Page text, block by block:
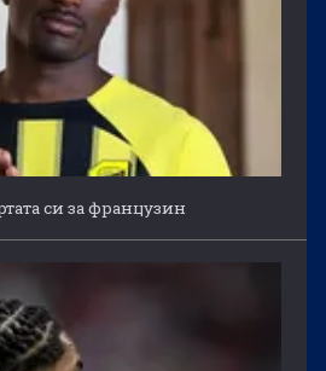
си за французин